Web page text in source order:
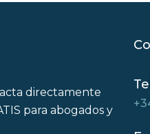
directamente
para abogados y